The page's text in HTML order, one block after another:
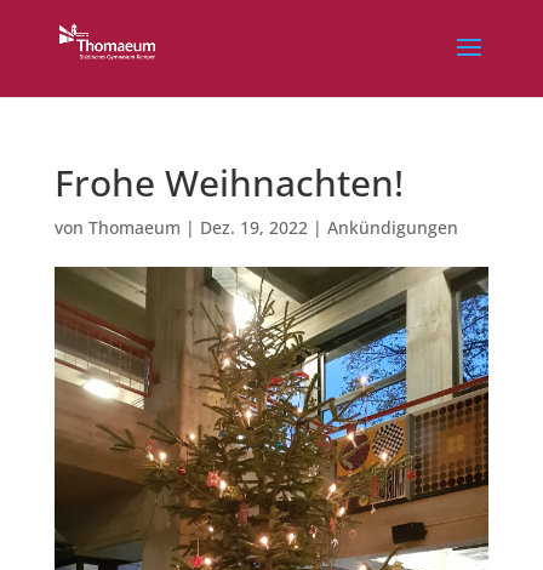
Frohe Weihnachten!
von Thomaeum | Dez. 19, 2022| Ankündigungen